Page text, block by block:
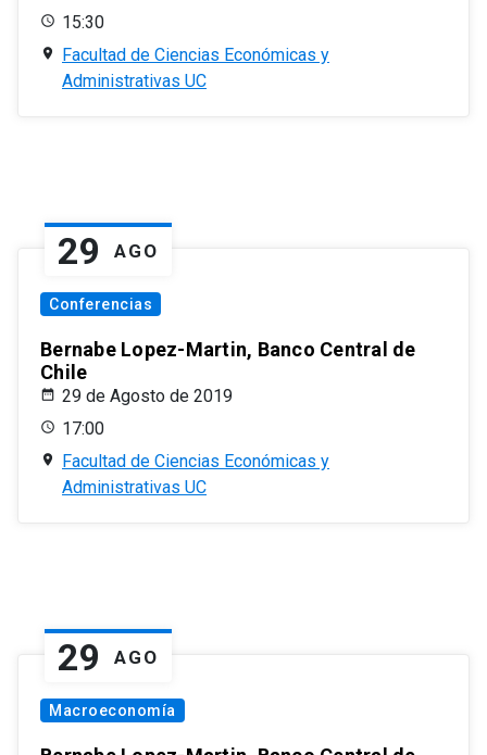
15:30
Facultad de Ciencias Económicas y
Administrativas UC
29 AGO
Conferencias
Bernabe Lopez-Martin, Banco Central de
Chile
29 de Agosto de 2019
17:00
Facultad de Ciencias Económicas y
Administrativas UC
29 AGO
Macroeconomía